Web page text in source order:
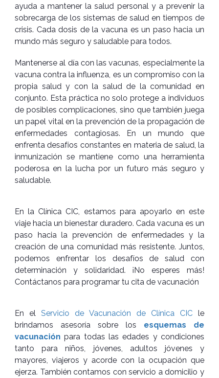
ayuda a mantener la salud personal y a prevenir la
sobrecarga de los sistemas de salud en tiempos de
crisis. Cada dosis de la vacuna es un paso hacia un
mundo más seguro y saludable para todos.
Mantenerse al día con las vacunas, especialmente la
vacuna contra la influenza, es un compromiso con la
propia salud y con la salud de la comunidad en
conjunto. Esta práctica no solo protege a individuos
de posibles complicaciones, sino que también juega
un papel vital en la prevención de la propagación de
enfermedades contagiosas. En un mundo que
enfrenta desafíos constantes en materia de salud, la
inmunización se mantiene como una herramienta
poderosa en la lucha por un futuro más seguro y
saludable.
En la Clínica CIC, estamos para apoyarlo en este
viaje hacia un bienestar duradero. Cada vacuna es un
paso hacia la prevención de enfermedades y la
creación de una comunidad más resistente. Juntos,
podemos enfrentar los desafíos de salud con
determinación y solidaridad. ¡No esperes más!
Contáctanos para programar tu cita de vacunación
En el Servicio de Vacunación de Clínica CIC le
brindamos asesoría sobre los esquemas de
vacunación para todas las edades y condiciones
tanto para niños, jóvenes, adultos jóvenes y
mayores, viajeros y acorde con la ocupación que
ejerza. También contamos con servicio a domicilio y